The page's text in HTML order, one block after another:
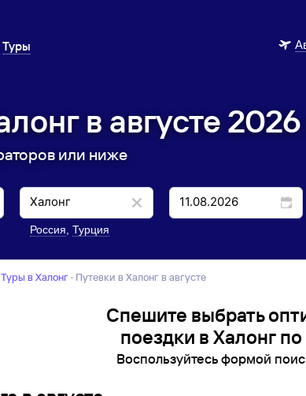
Туры
в августе 2026
или ниже
Россия Турция
Туры в Халонг · Путевки в Халонг в августе
Спешите выбрать
поездки в Халонг
Воспользуйтесь формой